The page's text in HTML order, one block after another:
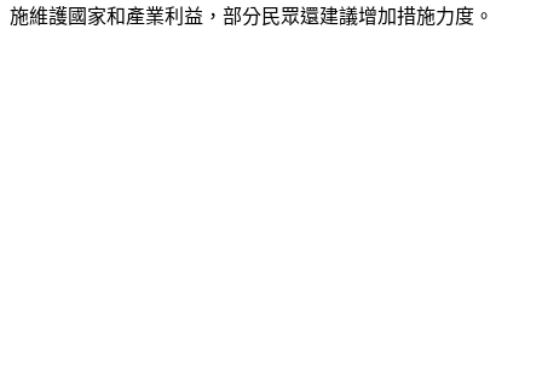
施維護國家和產業利益，部分民眾還建議增加措施力度。